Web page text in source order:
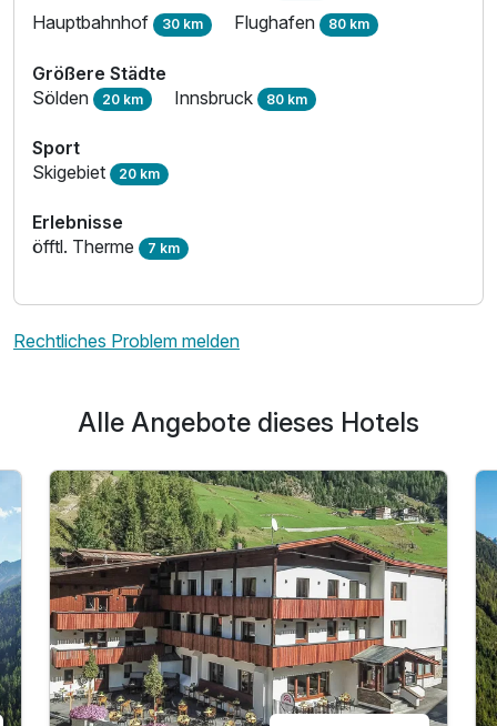
Hauptbahnhof 30 km Flughafen 80 km
Größere Städte
Sölden 20 km Innsbruck 80 km
Sport
Skigebiet 20 km
Erlebnisse
öfftl. Therme 7 km
Rechtliches Problem melden
Alle Angebote dieses Hotels